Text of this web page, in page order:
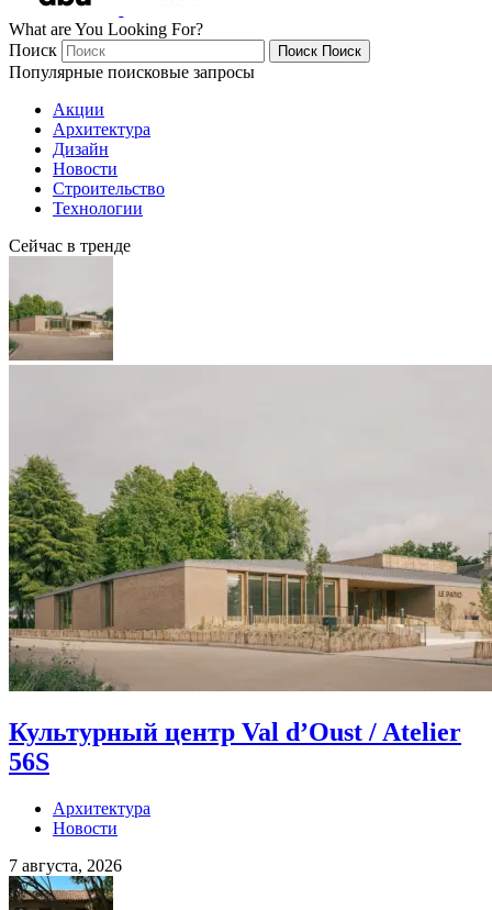
What are You Looking For?
Поиск
Поиск Поиск
Популярные поисковые запросы
Акции
Архитектура
Дизайн
Новости
Строительство
Технологии
Сейчас в тренде
Культурный центр Val d’Oust / Atelier
56S
Архитектура
Новости
7 августа, 2026